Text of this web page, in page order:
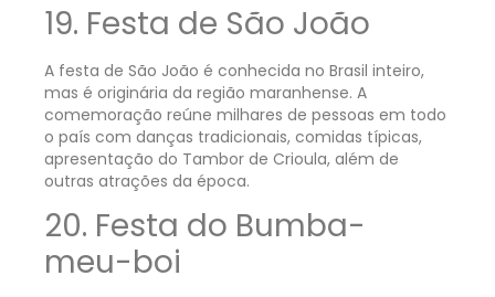
19. Festa de São João
A festa de São João é conhecida no Brasil inteiro,
mas é originária da região maranhense. A
comemoração reúne milhares de pessoas em todo
o país com danças tradicionais, comidas típicas,
apresentação do Tambor de Crioula, além de
outras atrações da época.
20. Festa do Bumba-
meu-boi